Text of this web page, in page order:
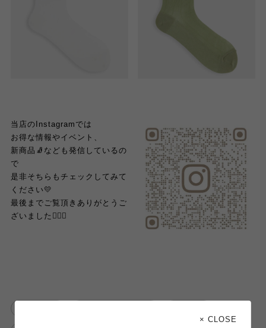
当店のInstagramでは
お得な情報やイベント、
新商品🧦なども発信しているの
で
是非そちらもチェックしてみて
ください💛
最後までご覧頂きありがとうご
ざいました🙇🏻‍♀️
× CLOSE